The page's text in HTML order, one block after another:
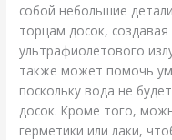
собой небольшие
торцам досок,
ультрафиолетового
также может помочь
поскольку вода не
досок. Кроме того,
герметики или лаки,